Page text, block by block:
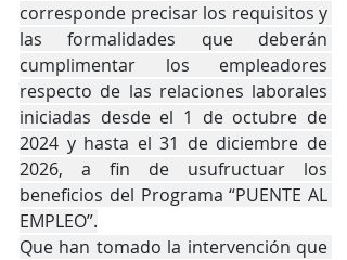
corresponde precisar los requisitos y
las formalidades que deberán
cumplimentar los empleadores
respecto de las relaciones laborales
iniciadas desde el 1 de octubre de
2024 y hasta el 31 de diciembre de
2026, a fin de usufructuar los
beneficios del Programa “PUENTE AL
EMPLEO”.
Que han tomado la intervención que